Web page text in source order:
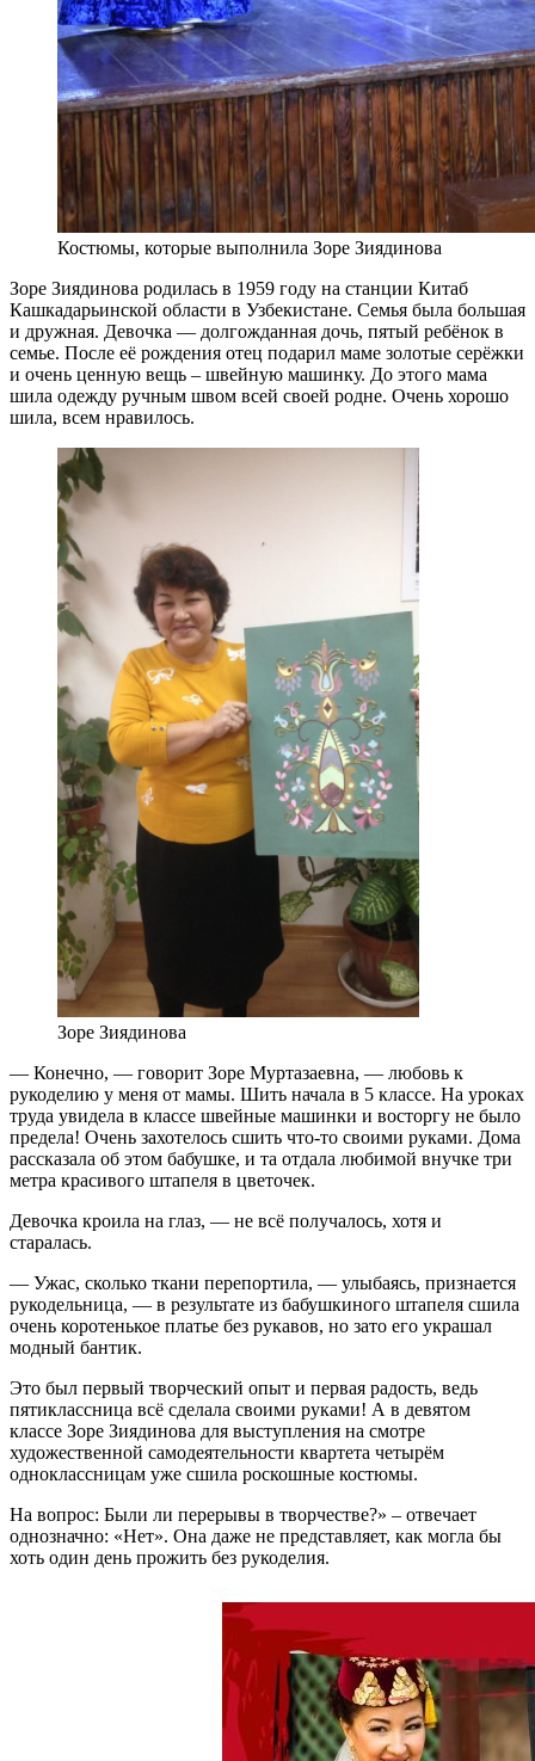
Костюмы, которые выполнила Зоре Зиядинова
Зоре Зиядинова родилась в 1959 году на станции Китаб
Кашкадарьинской области в Узбекистане. Семья была большая
и дружная. Девочка — долгожданная дочь, пятый ребёнок в
семье. После её рождения отец подарил маме золотые серёжки
и очень ценную вещь – швейную машинку. До этого мама
шила одежду ручным швом всей своей родне. Очень хорошо
шила, всем нравилось.
Зоре Зиядинова
— Конечно, — говорит Зоре Муртазаевна, — любовь к
рукоделию у меня от мамы. Шить начала в 5 классе. На уроках
труда увидела в классе швейные машинки и восторгу не было
предела! Очень захотелось сшить что-то своими руками. Дома
рассказала об этом бабушке, и та отдала любимой внучке три
метра красивого штапеля в цветочек.
Девочка кроила на глаз, — не всё получалось, хотя и
старалась.
— Ужас, сколько ткани перепортила, — улыбаясь, признается
рукодельница, — в результате из бабушкиного штапеля сшила
очень коротенькое платье без рукавов, но зато его украшал
модный бантик.
Это был первый творческий опыт и первая радость, ведь
пятиклассница всё сделала своими руками! А в девятом
классе Зоре Зиядинова для выступления на смотре
художественной самодеятельности квартета четырём
одноклассницам уже сшила роскошные костюмы.
На вопрос: Были ли перерывы в творчестве?» – отвечает
однозначно: «Нет». Она даже не представляет, как могла бы
хоть один день прожить без рукоделия.